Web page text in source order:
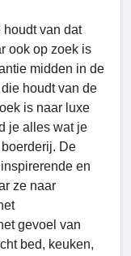
houdt van dat
ook op zoek is
midden in de
houdt van de
is naar luxe
je alles wat je
De
en
ze naar
gevoel van
bed, keuken,